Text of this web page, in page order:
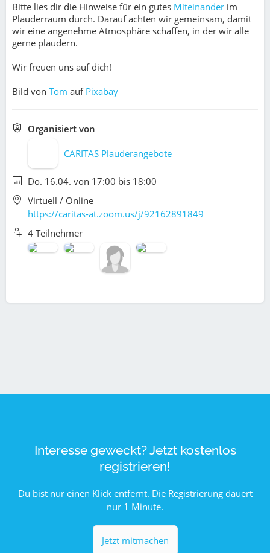
Bitte lies dir die Hinweise für ein gutes Miteinander im
Plauderraum durch. Darauf achten wir gemeinsam, damit
wir eine ange­neh­me Atmo­sphä­re schaf­fen, in der wir alle
ger­ne plau­dern.
Wir freuen uns auf dich!
Bild von Tom auf Pixabay
Organisiert von
CARITAS Plauderangebote
Do. 16.04. von 17:00 bis 18:00
Virtuell / Online
https://caritas-at.zoom.us/j/92162891849
4 Teilnehmer
Interesse geweckt? Jetzt kostenlos
registrieren!
Du bist nur einen Klick entfernt. Die Registrierung dauert
nur 1 Minute.
Jetzt mitmachen